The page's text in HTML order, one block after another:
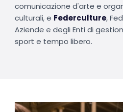
comunicazione d'arte e
culturali, e Federculture,
Aziende e degli Enti di
sport e tempo libero.